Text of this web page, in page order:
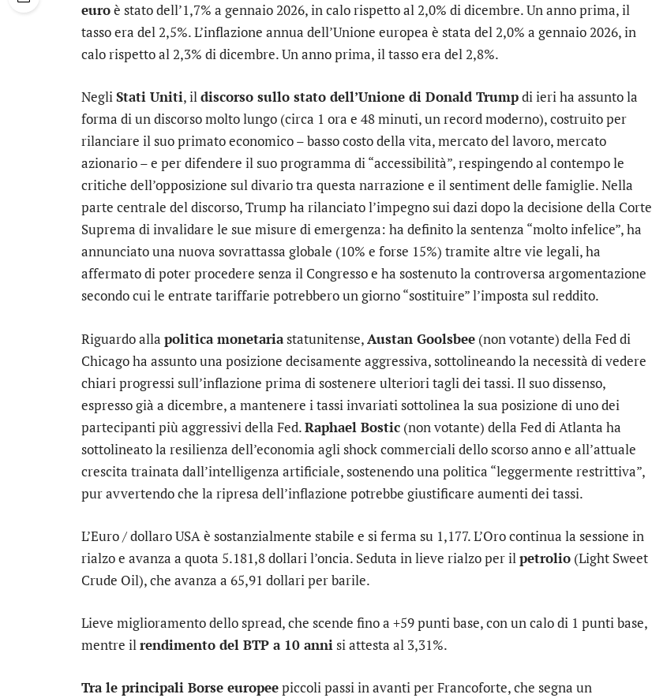
euroè stato dell’1,7% a gennaio 2026, in calo rispetto al 2,0% di dicembre. Un anno prima, il
tasso era del 2,5%. L’inflazione annua dell’Unione europea è stata del 2,0% a gennaio 2026, in
calo rispetto al 2,3% di dicembre. Un anno prima, il tasso era del 2,8%.
NegliStati Uniti, ildiscorso sullo stato dell’Unione di Donald Trumpdi ieri ha assunto la
forma di un discorso molto lungo (circa 1 ora e 48 minuti, un record moderno), costruito per
rilanciare il suo primato economico – basso costo della vita, mercato del lavoro, mercato
azionario – e per difendere il suo programma di “accessibilità”, respingendo al contempo le
critiche dell’opposizione sul divario tra questa narrazione e il sentiment delle famiglie. Nella
parte centrale del discorso, Trump ha rilanciato l’impegno sui dazi dopo la decisione della Corte
Suprema di invalidare le sue misure di emergenza: ha definito la sentenza “molto infelice”, ha
annunciato una nuova sovrattassa globale (10% e forse 15%) tramite altre vie legali, ha
affermato di poter procedere senza il Congresso e ha sostenuto la controversa argomentazione
secondo cui le entrate tariffarie potrebbero un giorno “sostituire” l’imposta sul reddito.
Riguardo alla politica monetariastatunitense,Austan Goolsbee (non votante) della Fed di
Chicago ha assunto una posizione decisamente aggressiva, sottolineando la necessità di vedere
chiari progressi sull’inflazione prima di sostenere ulteriori tagli dei tassi. Il suo dissenso,
espresso già a dicembre, a mantenere i tassi invariati sottolinea la sua posizione di uno dei
partecipanti più aggressivi della Fed.Raphael Bostic (non votante) della Fed di Atlanta ha
sottolineato la resilienza dell’economia agli shock commerciali dello scorso anno e all’attuale
crescita trainata dall’intelligenza artificiale, sostenendo una politica “leggermente restrittiva”,
pur avvertendo che la ripresa dell’inflazione potrebbe giustificare aumenti dei tassi.
L’Euro / dollaro USAè sostanzialmente stabile e si ferma su 1,177. L’Orocontinua la sessione in
rialzo e avanza a quota 5.181,8 dollari l’oncia. Seduta in lieve rialzo per ilpetrolio (Light Sweet
Crude Oil), che avanza a 65,91 dollari per barile.
Lieve miglioramento dellospread, che scende fino a +59 punti base, con un calo di 1 punti base,
mentre ilrendimento del BTP a 10 annisi attesta al 3,31%.
Tra le principali Borse europeepiccoli passi in avanti perFrancoforte, che segna un